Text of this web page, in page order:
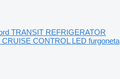
TRANSIT REFRIGERATOR
CONTROL LED furgoneta